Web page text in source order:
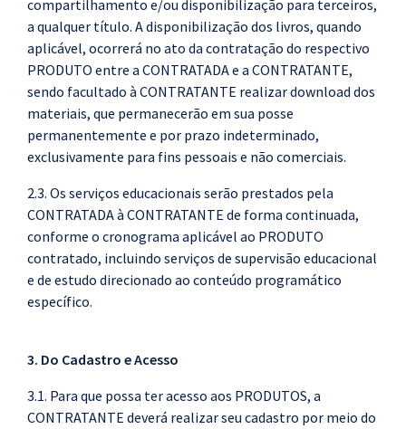
compartilhamento e/ou disponibilização para terceiros,
a qualquer título. A disponibilização dos livros, quando
aplicável, ocorrerá no ato da contratação do respectivo
PRODUTO entre a CONTRATADA e a CONTRATANTE,
sendo facultado à CONTRATANTE realizar download dos
materiais, que permanecerão em sua posse
permanentemente e por prazo indeterminado,
exclusivamente para fins pessoais e não comerciais.
2.3. Os serviços educacionais serão prestados pela
CONTRATADA à CONTRATANTE de forma continuada,
conforme o cronograma aplicável ao PRODUTO
contratado, incluindo serviços de supervisão educacional
e de estudo direcionado ao conteúdo programático
específico.
3. Do Cadastro e Acesso
3.1. Para que possa ter acesso aos PRODUTOS, a
CONTRATANTE deverá realizar seu cadastro por meio do